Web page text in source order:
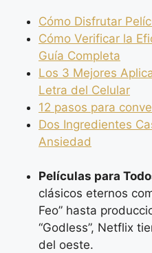
Cómo Disfrutar
Cómo Verificar la
Guía Completa
Los 3 Mejores
Letra del Celular
12 pasos para
Dos Ingredientes
Ansiedad
Películas para
clásicos eternos
Feo” hasta
“Godless”, Netflix
del oeste.